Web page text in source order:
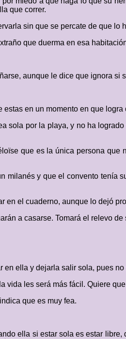
que correr.
sin que se percate de que lo
que duerma en esa
aunque le dice que ignora si
en un momento en que logra
sola por la playa, y no ha
que es la única persona que
milanés y que el convento tenía
en el cuaderno, aunque lo dejó
a casarse. Tomará el relevo
ella y dejarla salir sola, pues
les será más fácil. Quiere
que es muy fea.
ella si estar sola es estar